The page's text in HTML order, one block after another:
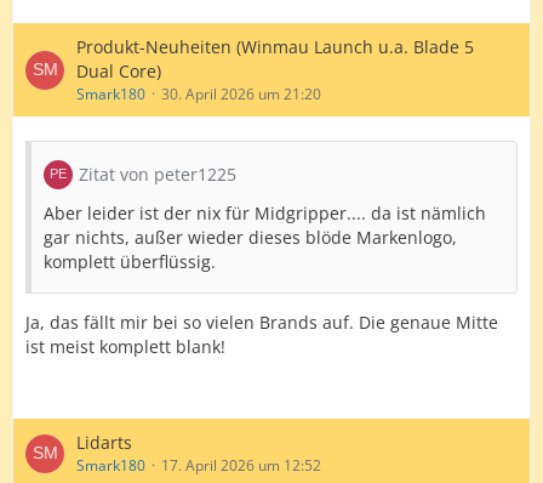
Produkt-Neuheiten (Winmau Launch u.a. Blade 5
Dual Core)
Smark180 30. April 2026 um 21:20
Zitat von peter1225
Aber leider ist der nix für Midgripper.... da ist nämlich
gar nichts, außer wieder dieses blöde Markenlogo,
komplett überflüssig.
Ja, das fällt mir bei so vielen Brands auf. Die genaue Mitte
ist meist komplett blank!
Lidarts
Smark180 17. April 2026 um 12:52